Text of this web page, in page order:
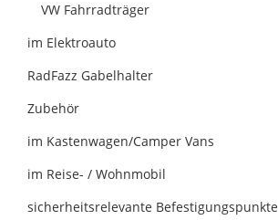
VW Fahrradträger
im Elektroauto
RadFazz Gabelhalter
Zubehör
im Kastenwagen/Camper Vans
im Reise- / Wohnmobil
sicherheitsrelevante Befestigungspunkte